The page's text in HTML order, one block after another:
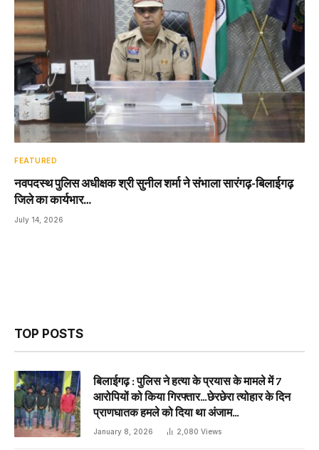
FEATURED
नवपदस्थ पुलिस अधीक्षक श्री सुनील शर्मा ने संभाला सारंगढ़-बिलाईगढ़
जिले का कार्यभार…
July 14, 2026
TOP POSTS
बिलाईगढ़ : पुलिस ने हत्या के प्रयास के मामले में 7
आरोपियों को किया गिरफ्तार…छेरछेरा त्योहार के दिन
प्राणघातक हमले को दिया था अंजाम…
January 8, 2026 2,080 Views